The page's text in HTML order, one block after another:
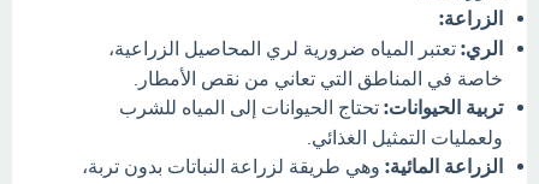
الزراعة:
الري: تعتبر المياه ضرورية لري المحاصيل الزراعية،
خاصة في المناطق التي تعاني من نقص الأمطار.
تربية الحيوانات: تحتاج الحيوانات إلى المياه للشرب
ولعمليات التمثيل الغذائي.
الزراعة المائية: وهي طريقة لزراعة النباتات بدون تربة،